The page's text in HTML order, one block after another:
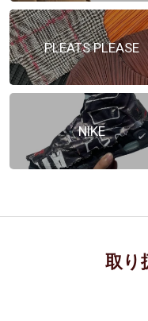
PLEATS PLEASE
NIKE
取り